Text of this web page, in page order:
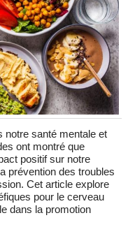
notre santé mentale et
ont montré que
positif sur notre
prévention des troubles
Cet article explore
pour le cerveau
dans la promotion